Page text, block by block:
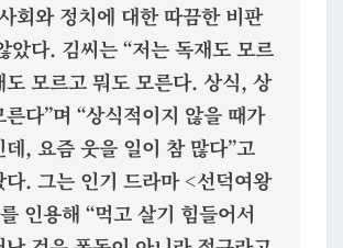
회와 정치에 대한 따끔한 비판
았다. 김씨는 “저는 독재도 모르
도 모르고 뭐도 모른다. 상식, 상
른다”며 “상식적이지 않을 때가
데, 요즘 웃을 일이 참 많다”고
다. 그는 인기 드라마 <선덕여왕
인용해 “먹고 살기 힘들어서